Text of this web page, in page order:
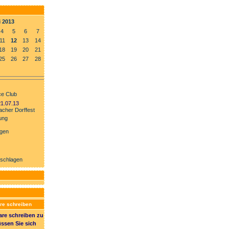
2013
4 5 6
7
11 12 13
14
18 19 20
21
26 27
28
Club
Dorffest
schreiben
schreiben zu
Sie sich